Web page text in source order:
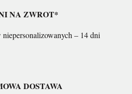
NA ZWROT*
– 14 dni
DOSTAWA